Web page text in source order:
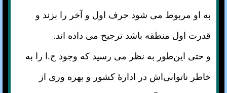
به او مربوط می شود حرف اول و آخر را بزند و
قدرت اول منطقه باشد ترجیح می داده اند.
و حتی این‌طور به نظر می رسید که وجود ج.ا را به
خاطر ناتوانی‌اش در ادارهٔ کشور و بهره وری از